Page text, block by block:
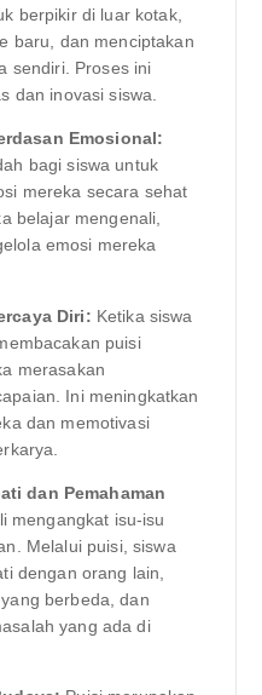
berpikir di luar kotak,
baru, dan menciptakan
sendiri. Proses ini
dan inovasi siswa.
Emosional:
bagi siswa untuk
mereka secara sehat
belajar mengenali,
emosi mereka
Diri: Ketika siswa
puisi
merasakan
Ini meningkatkan
dan memotivasi
dan Pemahaman
mengangkat isu-isu
Melalui puisi, siswa
dengan orang lain,
berbeda, dan
yang ada di